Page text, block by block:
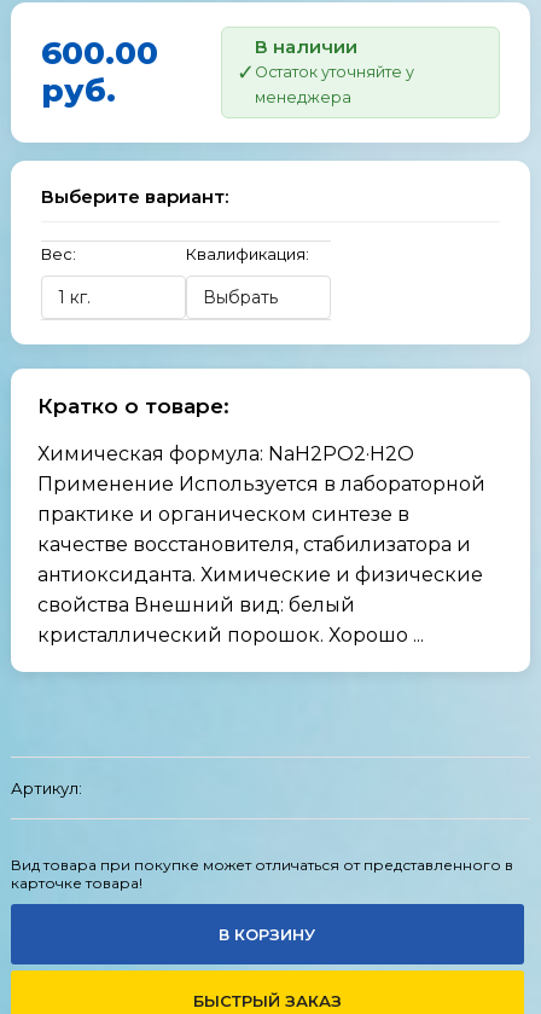
600.00
руб.
В наличии
Остаток уточняйте у
менеджера
Выберите вариант:
Вес: Квалификация:
Кратко о товаре:
Химическая формула: NaH2PO2·H2O
Применение Используется в лабораторной
практике и органическом синтезе в
качестве восстановителя, стабилизатора и
антиоксиданта. Химические и физические
свойства Внешний вид: белый
кристаллический порошок. Хорошо ...
Артикул:
Вид товара при покупке может отличаться от представленного в
карточке товара!
В КОРЗИНУ
БЫСТРЫЙ ЗАКАЗ